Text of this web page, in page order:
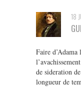
18
Faire
de sideration
longueur de